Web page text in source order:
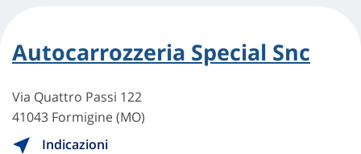
Autocarrozzeria Special Snc
Via Quattro Passi 122
41043 Formigine (MO)
Indicazioni